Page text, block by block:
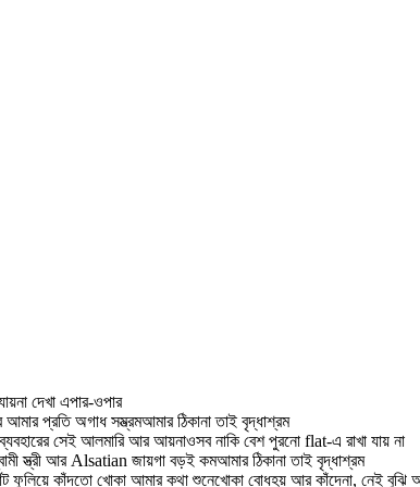
দেখা এপার-ওপার
প্রতি অগাধ সম্ভ্রমআমার ঠিকানা তাই বৃদ্ধাশ্রম
সেই আলমারি আর আয়নাওসব নাকি বেশ পুরনো flat-এ রাখা যায় না
স্ত্রী আর Alsatian জায়গা বড়ই কমআমার ঠিকানা তাই বৃদ্ধাশ্রম
ফুলিয়ে কাঁদতো খোকা আমার কথা শুনেখোকা বোধহয় আর কাঁদেনা, নেই বুঝি